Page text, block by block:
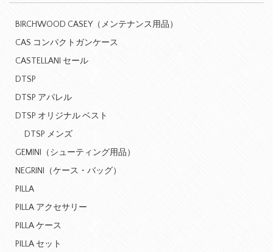
BIRCHWOOD CASEY（メンテナンス用品）
CAS コンパクトガンケース
CASTELLANI セール
DTSP
DTSP アパレル
DTSP オリジナル ベスト
DTSP メンズ
GEMINI（シューティング用品）
NEGRINI（ケース・バッグ）
PILLA
PILLA アクセサリー
PILLA ケース
PILLA セット